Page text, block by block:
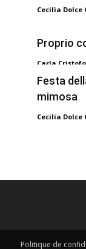
Cecilia Dolce
Proprio
Carla
Festa
mimosa
Cecilia Dolce
Politique de